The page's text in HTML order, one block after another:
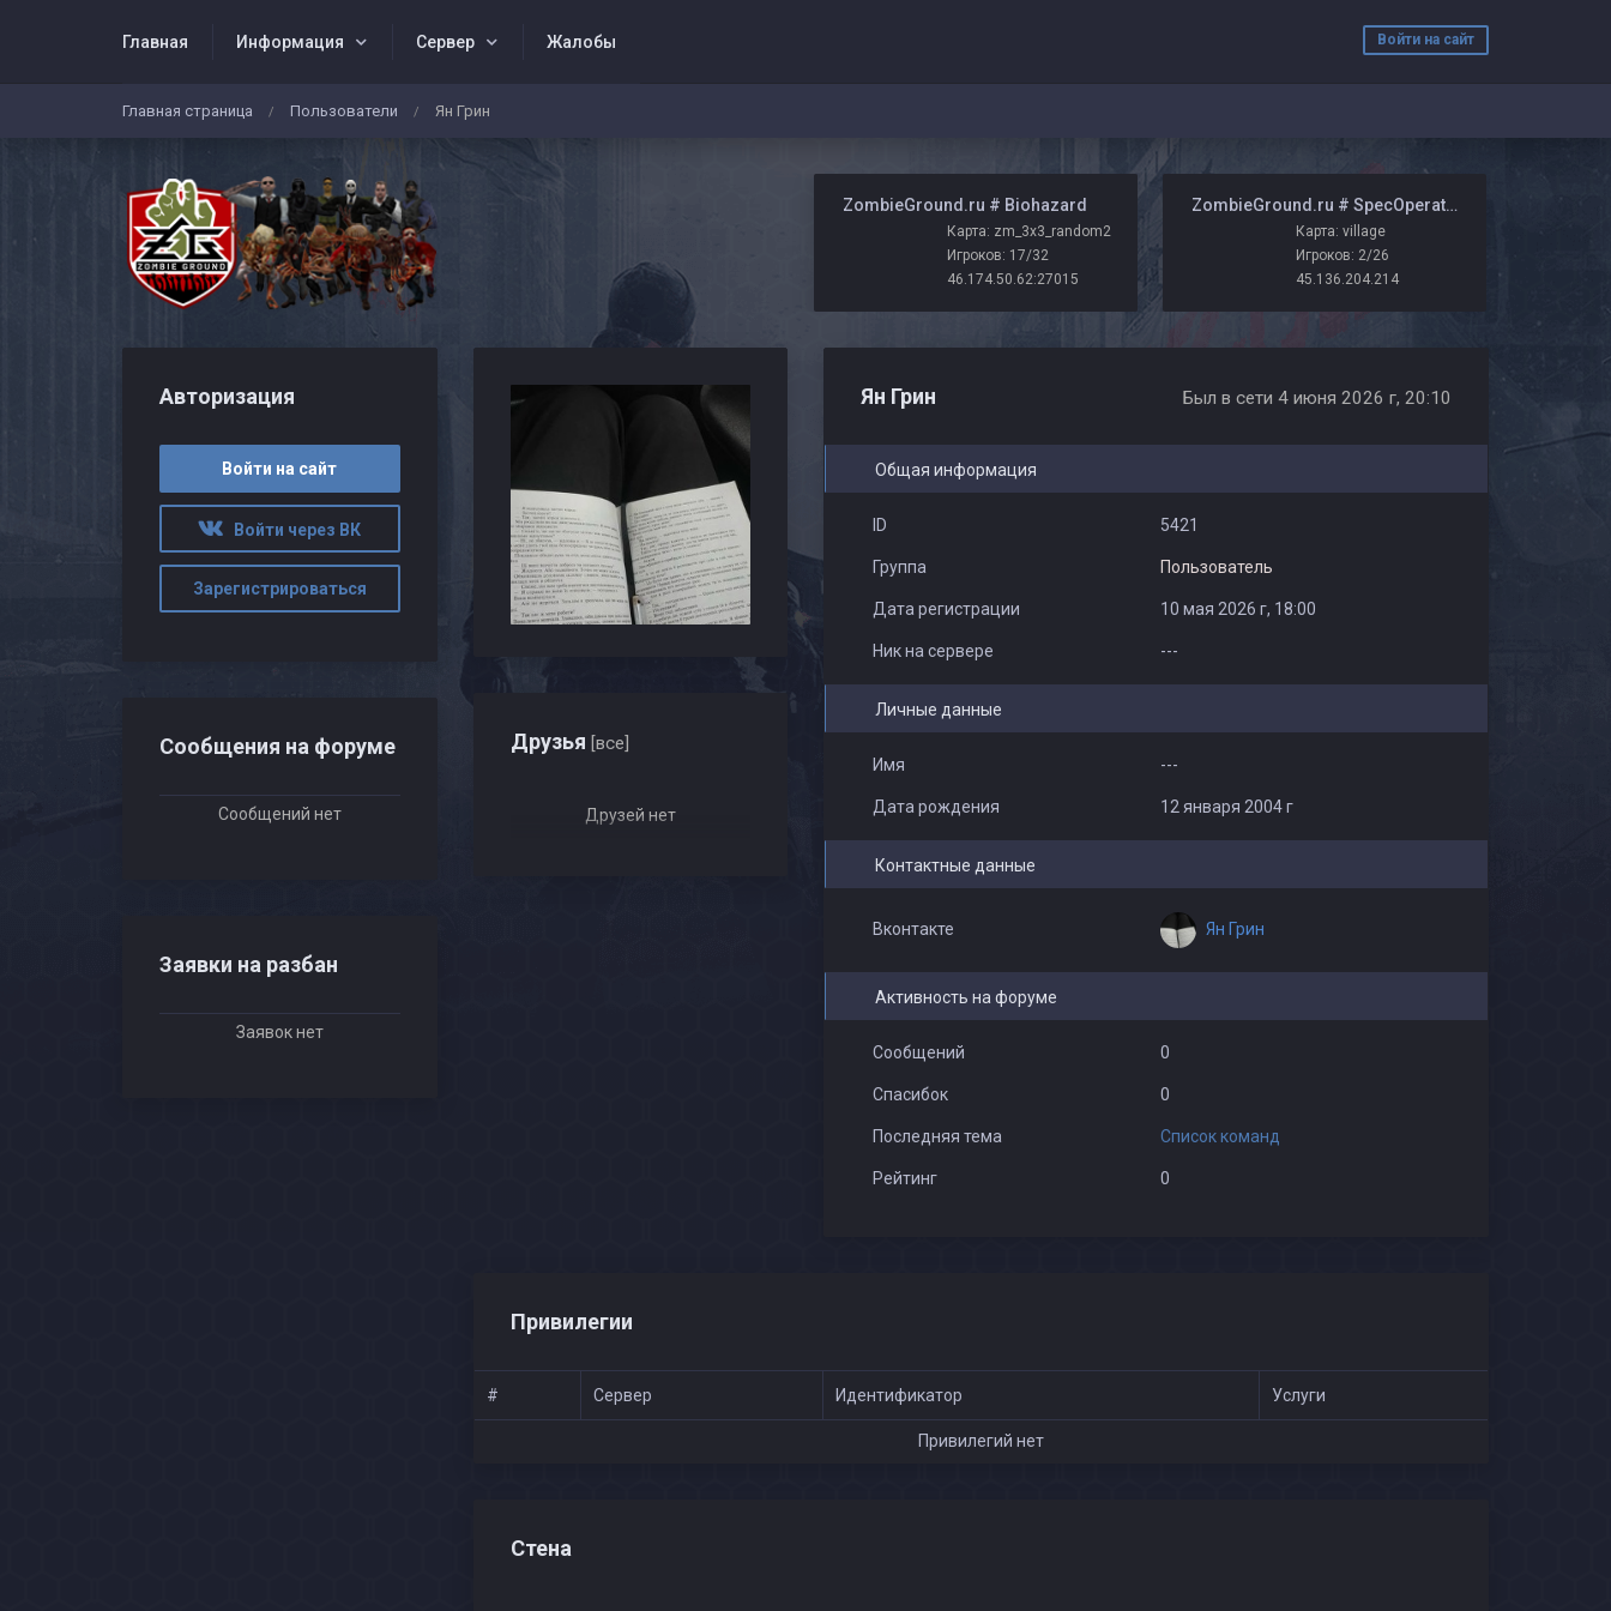
Войти на сайт
Главная Информация Сервер Жалобы
Главная страница / Пользователи / Ян Грин
️ ZombieGround.ru # Biohazard
Карта: zm_3x3_random2
Игроков: 17/32
46.174.50.62:27015
️ ZombieGround.ru # SpecOperations
Карта: village
Игроков: 2/26
45.136.204.214
Друзья [все]
Друзей нет
Ян Грин Был в сети 4 июня 2026 г, 20:10
Общая информация
ID 5421
Группа Пользователь
Дата регистрации 10 мая 2026 г, 18:00
Ник на сервере ---
Личные данные
Имя ---
Дата рождения 12 января 2004 г
Контактные данные
Вконтакте Ян Грин
Активность на форуме
Сообщений 0
Спасибок 0
Последняя тема Список команд
Рейтинг 0
Привилегии
# Сервер Идентификатор Услуги
Привилегий нет
Стена
Авторизация
Войти на сайт
Войти через ВК
Зарегистрироваться
Сообщения на форуме
Сообщений нет
Заявки на разбан
Заявок нет